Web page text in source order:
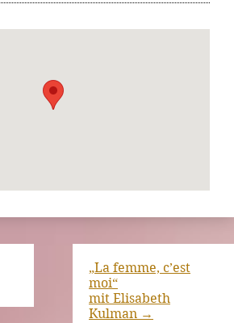
„La femme, c’est
moi“
mit Elisabeth
Kulman →